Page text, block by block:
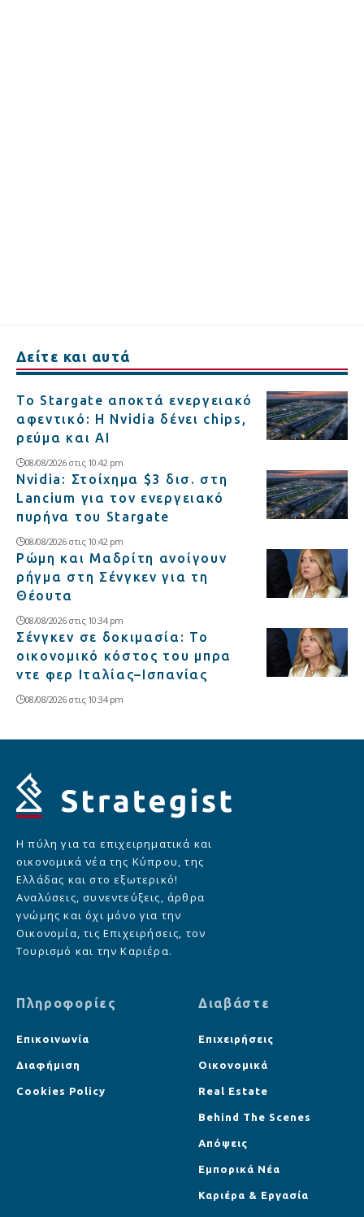
Δείτε και αυτά
Το Stargate αποκτά ενεργειακό
αφεντικό: Η Nvidia δένει chips,
ρεύμα και AI
08/08/2026 στις 10:42 pm
Nvidia: Στοίχημα $3 δισ. στη
Lancium για τον ενεργειακό
πυρήνα του Stargate
08/08/2026 στις 10:42 pm
Ρώμη και Μαδρίτη ανοίγουν
ρήγμα στη Σένγκεν για τη
Θέουτα
08/08/2026 στις 10:34 pm
Σένγκεν σε δοκιμασία: Το
οικονομικό κόστος του μπρα
ντε φερ Ιταλίας–Ισπανίας
08/08/2026 στις 10:34 pm
Η πύλη για τα επιχειρηματικά και
οικονομικά νέα της Κύπρου, της
Ελλάδας και στο εξωτερικό!
Αναλύσεις, συνεντεύξεις, άρθρα
γνώμης και όχι μόνο για την
Οικονομία, τις Επιχειρήσεις, τον
Τουρισμό και την Καριέρα.
Πληροφορίες
Επικοινωνία
Διαφήμιση
Cookies Policy
Διαβάστε
Επιχειρήσεις
Οικονομικά
Real Estate
Behind The Scenes
Απόψεις
Εμπορικά Νέα
Καριέρα & Εργασία